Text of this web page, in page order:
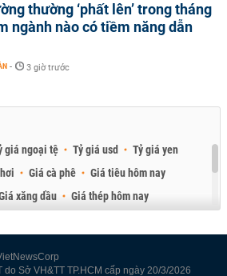
thường ‘phất lên’ trong tháng
ngành nào có tiềm năng dẫn
- 3 giờ trước
giá ngoại tệ Tỷ giá usd
Tỷ giá yen
Giá cà phê
Giá tiêu hôm nay
xăng dầu
Giá thép hôm nay
Sở VH&TT TP.HCM cấp ngày 20/3/2026